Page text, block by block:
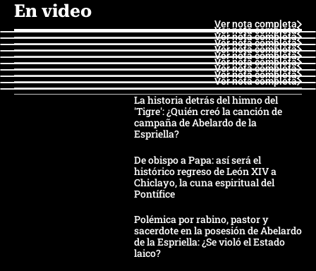
En video
Ver nota completa
Ver nota completa
Ver nota completa
Ver nota completa
Ver nota completa
Ver nota completa
Ver nota completa
Ver nota completa
Ver nota completa
Ver nota completa
La historia detrás del himno del
'Tigre': ¿Quién creó la canción de
campaña de Abelardo de la
Espriella?
De obispo a Papa: así será el
histórico regreso de León XIV a
Chiclayo, la cuna espiritual del
Pontífice
Polémica por rabino, pastor y
sacerdote en la posesión de Abelardo
de la Espriella: ¿Se violó el Estado
laico?